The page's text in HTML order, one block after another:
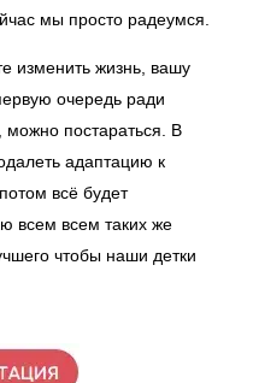
мы просто радеумся.
изменить жизнь, вашу
очередь ради
постараться. В
адаптацию к
всё будет
всем всем таких же
чтобы наши детки